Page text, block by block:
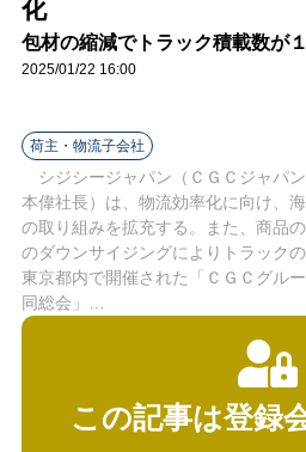
イ
化
包材の縮減でトラック積載数が
2025/01/22 16:00
荷主・物流子会社
シジシージャパン（ＣＧＣジャパ
本偉社長）は、物流効率化に向け、
の取り組みを拡充する。また、商品
のダウンサイジングによりトラック
東京都内で開催された「ＣＧＣグル
同総会」…
この記事は登録